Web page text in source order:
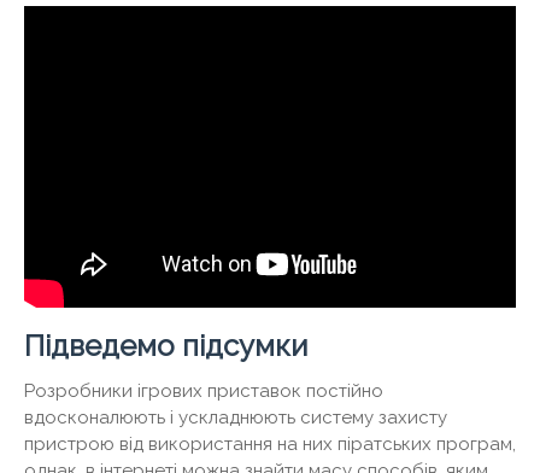
Підведемо підсумки
Розробники ігрових приставок постійно
вдосконалюють і ускладнюють систему захисту
пристрою від використання на них піратських програм,